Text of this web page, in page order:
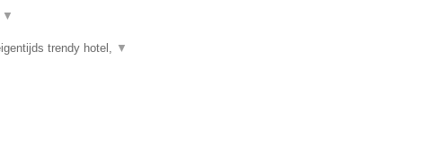
▼
trendy hotel, ▼